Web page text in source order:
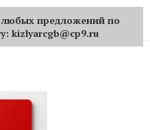
предложений по
kizlyarcgb@cp9.ru